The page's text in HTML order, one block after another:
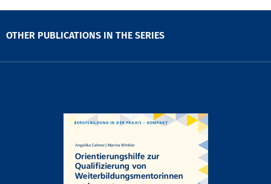
OTHER PUBLICATIONS IN THE SERIES